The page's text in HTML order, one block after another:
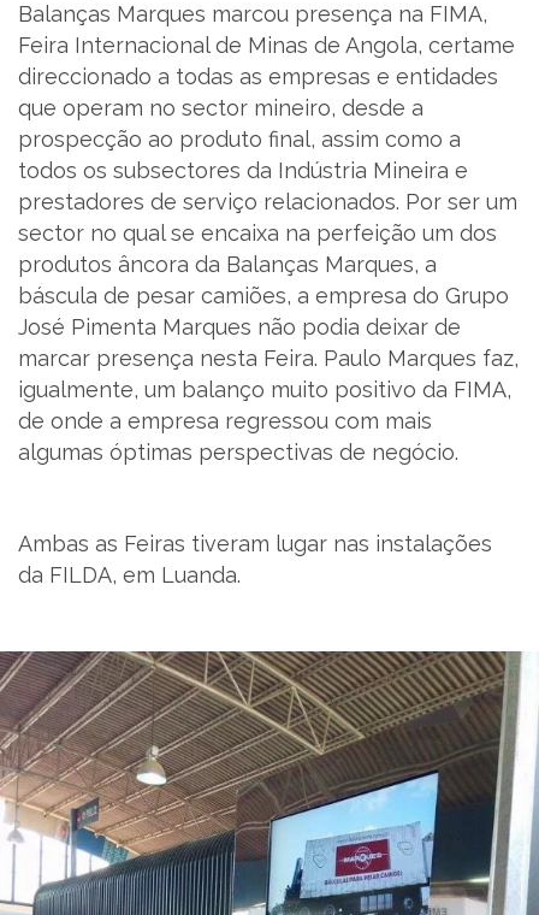
Balanças Marques marcou presença na FIMA,
Feira Internacional de Minas de Angola, certame
direccionado a todas as empresas e entidades
que operam no sector mineiro, desde a
prospecção ao produto final, assim como a
todos os subsectores da Indústria Mineira e
prestadores de serviço relacionados. Por ser um
sector no qual se encaixa na perfeição um dos
produtos âncora da Balanças Marques, a
báscula de pesar camiões, a empresa do Grupo
José Pimenta Marques não podia deixar de
marcar presença nesta Feira. Paulo Marques faz,
igualmente, um balanço muito positivo da FIMA,
de onde a empresa regressou com mais
algumas óptimas perspectivas de negócio.
Ambas as Feiras tiveram lugar nas instalações
da FILDA, em Luanda.